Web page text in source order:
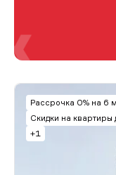
Рассрочка 0% на 6
Скидки на квартиры
+1